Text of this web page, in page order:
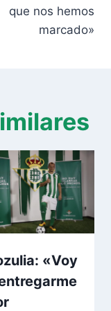
que nos hemos
marcado»
«Voy